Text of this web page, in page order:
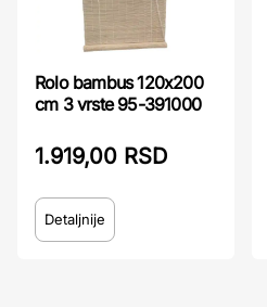
Rolo bambus 120x200
cm 3 vrste 95-391000
1.919,00 RSD
Detaljnije